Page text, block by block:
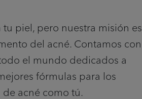
piel, pero nuestra misión es
del acné. Contamos con
el mundo dedicados a
fórmulas para los
acné como tú.